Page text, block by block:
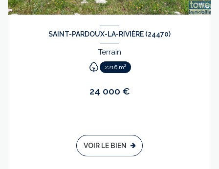
SAINT-PARDOUX-LA-RIVIÈRE (24470)
Terrain
2216 m²
24 000 €
VOIR LE BIEN